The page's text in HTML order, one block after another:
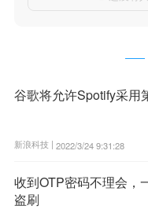
谷歌将允许Spotify采用
新浪科技 | 2022/3/24 9:31:28
收到OTP密码不理会，
盗刷